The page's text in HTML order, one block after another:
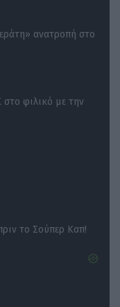
ανατροπή στο
φιλικό με την
το Σούπερ Καπ!